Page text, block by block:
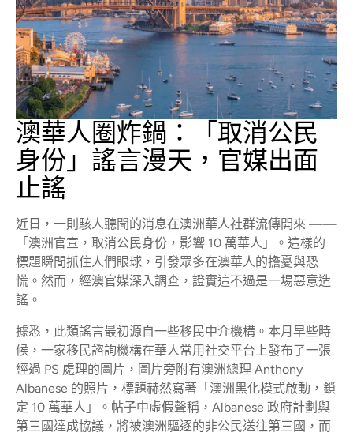
澳華人圈炸鍋：「取消公民
身份」謠言漫天，官媒出面
止謠
近日，一則駭人聽聞的消息在澳洲華人社群流傳開來 ——
「澳洲官宣，取消公民身份，影響 10 萬華人」。這樣的
標題瞬間抓住人們眼球，引發眾多在澳華人的擔憂與恐
慌。然而，經澳官媒深入調查，證實這不過是一場惡意造
謠。
據悉，此類謠言最初源自一些移民中介機構。本月早些時
候，一家移民諮詢機構在華人常用社交平台上發布了一張
經過 PS 處理的圖片，圖片旁附有澳洲總理 Anthony
Albanese 的照片，標題赫然寫著「澳洲黑化模式啟動，鎖
定 10 萬華人」。帖子中虛假聲稱，Albanese 政府計劃與
第三國達成協議，將被澳洲驅逐的非公民送往第三國，而